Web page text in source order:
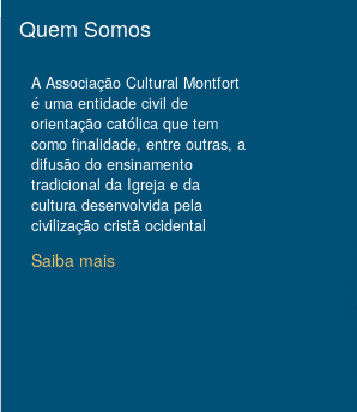
Quem Somos
A Associação Cultural Montfort
é uma entidade civil de
orientação católica que tem
como finalidade, entre outras, a
difusão do ensinamento
tradicional da Igreja e da
cultura desenvolvida pela
civilização cristã ocidental
Saiba mais